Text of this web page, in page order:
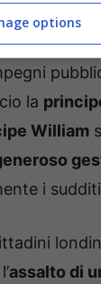
di
la
William
i
assalto di
options